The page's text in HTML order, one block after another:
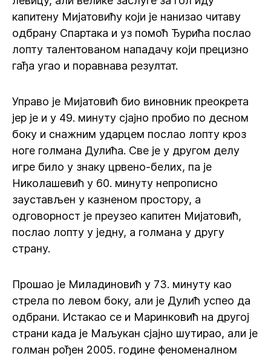
капитену Мијатовићу који је нанизао читаву
одбрану Спартака и уз помоћ Ђурића послао
лопту талентованом нападачу који прецизно
гађа угао и поравнава резултат.
Управо је Мијатовић био виновник преокрета
јер је и у 49. минуту сјајно пробио по десном
боку и снажним ударцем послао лопту кроз
ноге голмана Дулића. Све је у другом делу
игре било у знаку црвено-белих, па је
Николашевић у 60. минуту непрописно
заустављен у казненом простору, а
одговорност је преузео капитен Мијатовић,
послао лопту у једну, а голмана у другу
страну.
Прошао је Миладиновић у 73. минуту као
стрела по левом боку, али је Дулић успео да
одбрани. Истакао се и Маринковић на другој
страни када је Маљукан сјајно шутирао, али је
голман рођен 2005. године феноменалном